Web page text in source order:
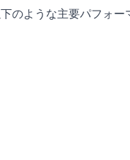
のような主要パフォ